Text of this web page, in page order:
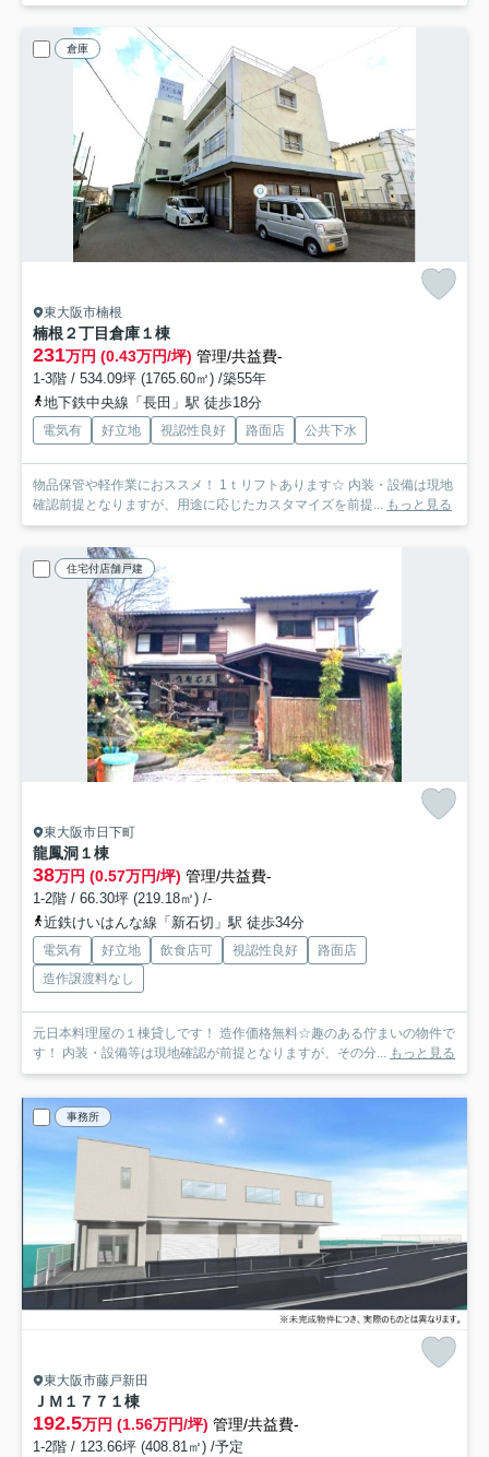
倉庫
東大阪市楠根
楠根２丁目倉庫１棟
231万円 (0.43万円/坪) 管理/共益費-
1-3階 / 534.09坪 (1765.60㎡) /築55年
地下鉄中央線「長田」駅 徒歩18分
電気有 好立地 視認性良好 路面店 公共下水
物品保管や軽作業におススメ！ 1ｔリフトあります☆ 内装・設備は現地
確認前提となりますが、用途に応じたカスタマイズを前提... もっと見る
住宅付店舗戸建
東大阪市日下町
龍鳳洞 １棟
38万円 (0.57万円/坪) 管理/共益費-
1-2階 / 66.30坪 (219.18㎡) /-
近鉄けいはんな線「新石切」駅 徒歩34分
電気有 好立地 飲食店可 視認性良好
路面店
造作譲渡料なし
元日本料理屋の１棟貸しです！ 造作価格無料☆趣のある佇まいの物件で
す！ 内装・設備等は現地確認が前提となりますが、その分... もっと見る
事務所
東大阪市藤戸新田
ＪＭ１７７ １棟
192.5万円 (1.56万円/坪) 管理/共益費-
1-2階 / 123.66坪 (408.81㎡) /予定